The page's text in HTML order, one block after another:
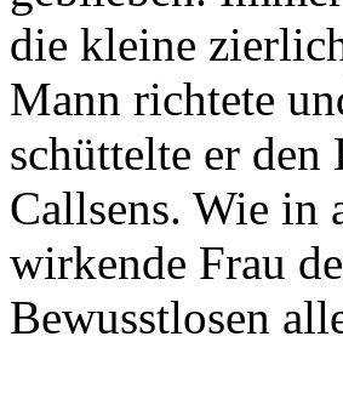
die kleine
Mann richtete
schüttelte er
Callsens. Wie in
wirkende Frau
Bewusstlosen